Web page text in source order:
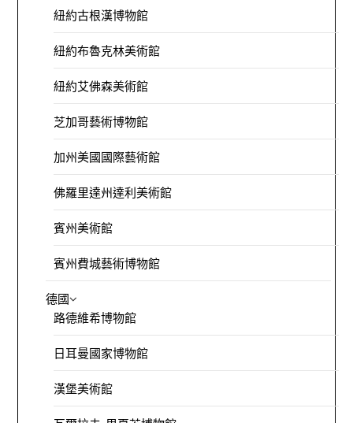
紐約古根漢博物館
紐約布魯克林美術館
紐約艾佛森美術館
芝加哥藝術博物館
加州美國國際藝術館
佛羅里達州達利美術館
賓州美術館
賓州費城藝術博物館
德國
路德維希博物館
日耳曼國家博物館
漢堡美術館